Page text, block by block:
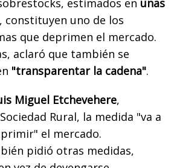
estimados en unas
, constituyen uno de los
que deprimen el mercado.
aclaró que también se
"transparentar la cadena".
Miguel Etchevehere,
Rural, la medida "va a
el mercado.
pidió otras medidas,